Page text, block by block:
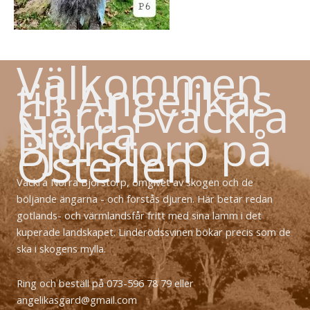
Välkommen
till Angelikas
Gård i vackra
Norra
Björstorp på
Österlen
Vackra Norra Björstorp, omgivet av skogen och de
böljande ängarna - och förstås djuren. Här betar redan
gotlands- och värmlandsfår fritt med sina lamm i det
kuperade landskapet. Linderödssvinen bökar precis som de
ska i skogens mylla.
Ring och beställ på 073-596 78 79 eller
angelikasgard@gmail.com